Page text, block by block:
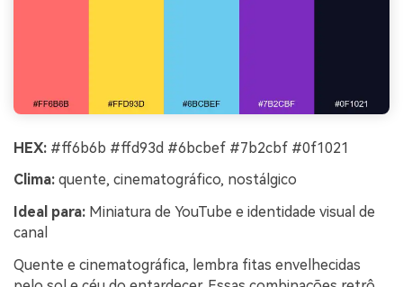
HEX: #ff6b6b #ffd93d #6bcbef #7b2cbf #0f1021
Clima: quente, cinematográfico, nostálgico
Ideal para: Miniatura de YouTube e identidade visual de
canal
Quente e cinematográfica, lembra fitas envelhecidas